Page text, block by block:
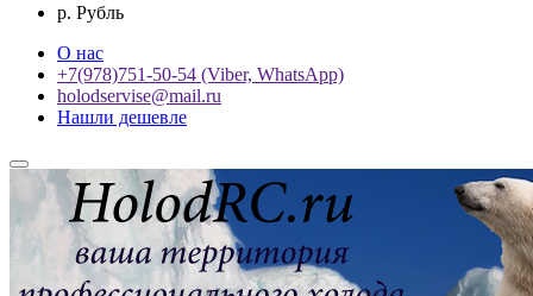
р. Рубль
О нас
+7(978)751-50-54 (Viber, WhatsApp)
holodservise@mail.ru
Нашли дешевле